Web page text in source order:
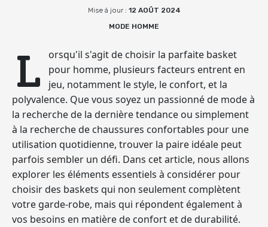
Mise à jour : 12 AOÛT 2024
MODE HOMME
L
orsqu'il s'agit de choisir la parfaite basket
pour homme, plusieurs facteurs entrent en
jeu, notamment le style, le confort, et la
polyvalence. Que vous soyez un passionné de mode à
la recherche de la dernière tendance ou simplement
à la recherche de chaussures confortables pour une
utilisation quotidienne, trouver la paire idéale peut
parfois sembler un défi. Dans cet article, nous allons
explorer les éléments essentiels à considérer pour
choisir des baskets qui non seulement complètent
votre garde-robe, mais qui répondent également à
vos besoins en matière de confort et de durabilité.